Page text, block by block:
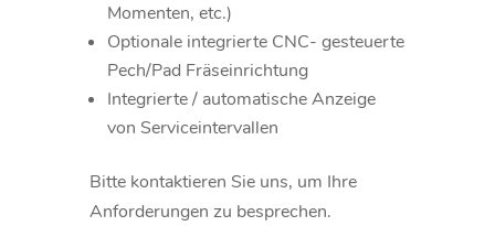
Momenten, etc.)
Optionale integrierte CNC- gesteuerte
Pech/Pad Fräseinrichtung
Integrierte / automatische Anzeige
von Serviceintervallen
Bitte kontaktieren Sie uns, um Ihre
Anforderungen zu besprechen.